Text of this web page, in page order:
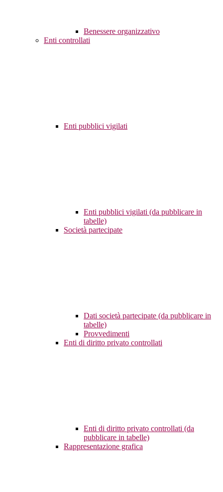
Benessere organizzativo
Enti controllati
Enti pubblici vigilati
Enti pubblici vigilati (da pubblicare in
tabelle)
Società partecipate
Dati società partecipate (da pubblicare in
tabelle)
Provvedimenti
Enti di diritto privato controllati
Enti di diritto privato controllati (da
pubblicare in tabelle)
Rappresentazione grafica